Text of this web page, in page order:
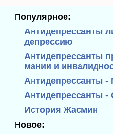
Популярное:
Антидепрессанты
депрессию
Антидепрессанты
мании и
Антидепрессанты
Антидепрессанты -
История Жасмин
Новое: